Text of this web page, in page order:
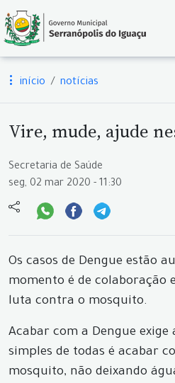
início notícias
Vire, mude, ajude
Secretaria de Saúde
seg, 02 mar 2020 - 11:30
Os casos de Dengue estão
momento é de colaboração
luta contra o mosquito.
Acabar com a Dengue exige
simples de todas é acabar
mosquito, não deixando